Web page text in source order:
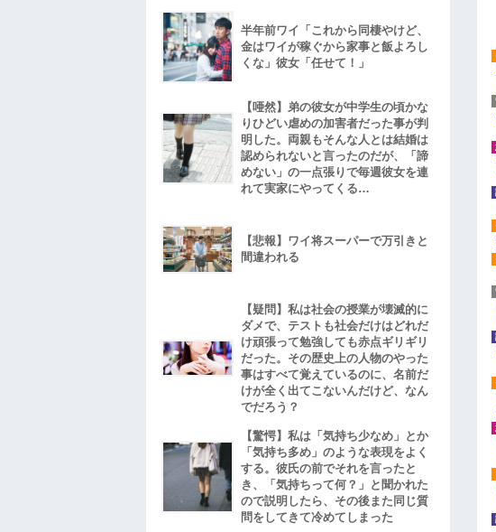
半年前ワイ「これから同棲やけど、
金はワイが稼ぐから家事と飯よろし
くな」彼女「任せて！」
【唖然】弟の彼女が中学生の頃かな
りひどい虐めの加害者だった事が判
明した。両親もそんな人とは結婚は
認められないと言ったのだが、「諦
めない」の一点張りで毎週彼女を連
れて実家にやってくる…
【悲報】ワイ将スーパーで万引きと
間違われる
【疑問】私は社会の授業が壊滅的に
ダメで、テストも社会だけはどれだ
け頑張って勉強しても赤点ギリギリ
だった。その歴史上の人物のやった
事はすべて覚えているのに、名前だ
けが全く出てこないんだけど、なん
でだろう？
【驚愕】私は「気持ち少なめ」とか
「気持ち多め」のような表現をよく
する。彼氏の前でそれを言ったと
き、「気持ちって何？」と聞かれた
ので説明したら、その後また同じ質
問をしてきて冷めてしまった